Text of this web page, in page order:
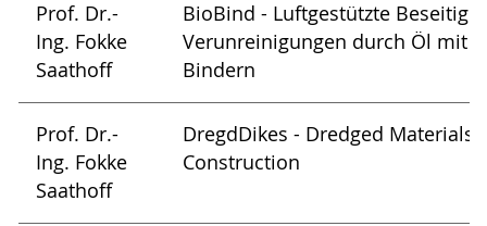
Prof. Dr.-
Ing. Fokke
Saathoff
BioBind - Luftgestützte
Verunreinigungen durch Öl mit
Bindern
Prof. Dr.-
Ing. Fokke
Saathoff
DregdDikes - Dredged Materials
Construction